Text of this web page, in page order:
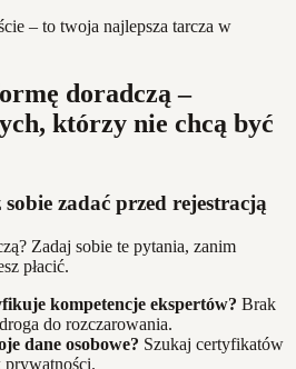
– to twoja najlepsza tarcza w
doradczą –
którzy nie chcą być
zadać przed rejestracją
Zadaj sobie te pytania, zanim
płacić.
kompetencje ekspertów? Brak
do rozczarowania.
dane osobowe? Szukaj certyfikatów